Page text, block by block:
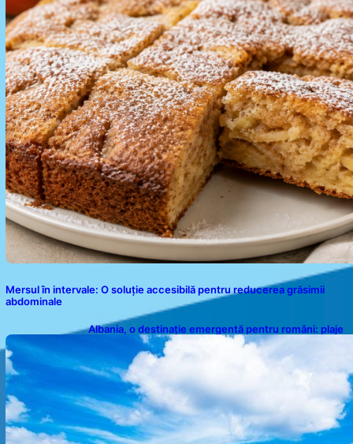
Mersul în intervale: O soluție accesibilă pentru reducerea grăsimii
abdominale
Albania, o destinație emergentă pentru români: plaje
spectaculoase, ape turcoaz și prețuri accesibile